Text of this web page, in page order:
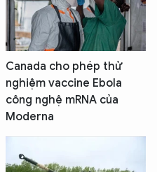
Canada cho phép thử
nghiệm vaccine Ebola
công nghệ mRNA của
Moderna